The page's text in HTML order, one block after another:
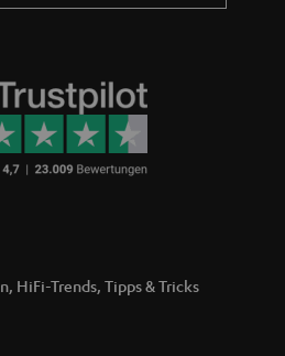
HiFi-Trends, Tipps & Tricks